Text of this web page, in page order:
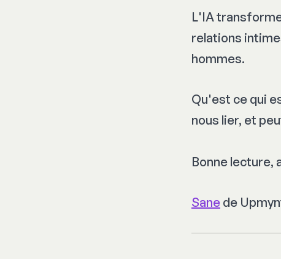
L'IA
relations
hommes.
Qu'est ce qui
nous lier, et
Bonne lecture,
Sane de